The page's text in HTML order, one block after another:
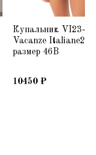
Купальник VI23-
Vacanze Italiane23
размер 46B
10450 ₽